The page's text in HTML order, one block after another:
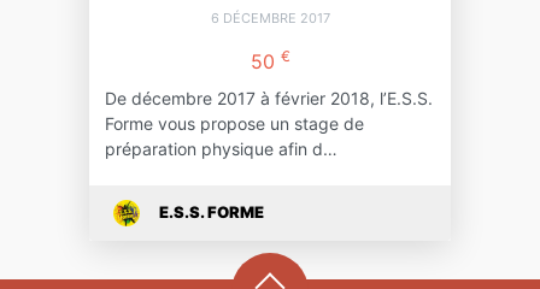
6 DÉCEMBRE 2017
50 €
De décembre 2017 à février 2018, l’E.S.S.
Forme vous propose un stage de
préparation physique afin d…
E.S.S. FORME